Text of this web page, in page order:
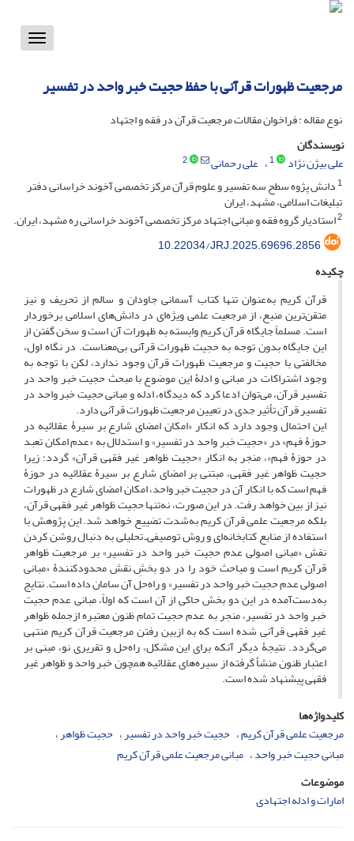
Toggle
مرجعیت ظهورات قرآنی با حفظ حجیت خبر واحد در تفسیر
نوع مقاله : فراخوان مقالات مرجعیت قرآن در فقه و اجتهاد
نویسندگان
علی بیژن نژاد
1 علی رحمانی
2
1دانش پژوه سطح سه تفسیر و علوم قرآن مرکز تخصصی آخوند خراسانی دفتر
تبلیغات اسلامی، مشهد، ایران
2استادیار گروه فقه و مبانی اجتهاد مرکز تخصصی آخوند خراسانی ره مشهد، ایران.
10.22034/JRJ.2025.69696.2856
چکیده
قرآن کریم به‌عنوان تنها کتاب آسمانی جاودان و سالم از تحریف و نیز
متقن‌ترین منبع، از مرجعیت علمی ویژه‌ای در دانش‌های اسلامی برخوردار
است. مسلماً جایگاه قرآن کریم وابسته به ظهورات آن است و سخن گفتن از
این جایگاه بدون توجه به حجیت ظهورات قرآنی بی‌معناست. در نگاه اول،
مخالفتی با حجیت و مرجعیت ظهورات قرآن وجود ندارد، لکن با توجه به
وجود اشتراکات در مبانی و ادلۀ این موضوع با مبحث حجیت خبر واحد در
تفسیر قرآن، می‌توان ادعا کرد که دیدگاه، ادله و مبانی حجیت خبر واحد در
تفسیر قرآن تأثیر جدی در تعیین مرجعیت ظهورات قرآنی دارد.
این احتمال وجود دارد که انکار «امکان امضای شارع بر سیرۀ عقلائیه در
حوزۀ فهم» در «حجیت خبر واحد در تفسیر» و استدلال به «عدم امکان تعبد
در حوزۀ فهم»، منجر به انکار «حجیت ظواهر غیر فقهی قرآن» گردد؛ زیرا
حجیت ظواهر غیر فقهی، مبتنی بر امضای شارع بر سیرۀ عقلائیه در حوزۀ
فهم است که با انکار آن در حجیت خبر واحد، امکان امضای شارع در ظهورات
نیز از بین خواهد رفت. در این صورت، نه‌تنها حجیت ظواهر غیر فقهی قرآن،
بلکه مرجعیت علمی قرآن کریم به‌شدت تضییع خواهد شد. این پژوهش با
استفاده از منابع کتابخانه‌ای و روش توصیفی‌ـ ‌تحلیلی به دنبال روشن کردن
نقش «مبانی اصولی عدم حجیت خبر واحد در تفسیر» بر مرجعیت ظواهر
قرآن کریم است و مباحث خود را در دو بخشِ نقش محدودکنندۀ «مبانی
اصولی عدم حجیت خبر واحد در تفسیر» و راه‌حل آن سامان داده است. نتایج
به‌دست‌آمده در این دو بخش حاکی از آن است که اولاً، مبانی عدم حجیت
خبر واحد در تفسیر، منجر به عدم حجیت تمام ظنون معتبره ازجمله ظواهر
غیر فقهی قرآنی شده است که به ازبین رفتن مرجعیت قرآن کریم منتهی
می‌گردد. نتیجۀ دیگر آنکه برای این مشکل، راه‌حل و تقریری نو، مبنی بر
اعتبار ظنون منشأ گرفته از سیره‌های عقلائیه همچون خبر واحد و ظواهر غیر
فقهی پیشنهاد شده است.
کلیدواژه‌ها
مرجعیت علمی قرآن کریم حجیت خبر واحد در تفسیر حجیت ظواهر
مبانی حجیت خبر واحد مبانی مرجعیت علمی قرآن کریم
موضوعات
امارات و ادله اجتهادی